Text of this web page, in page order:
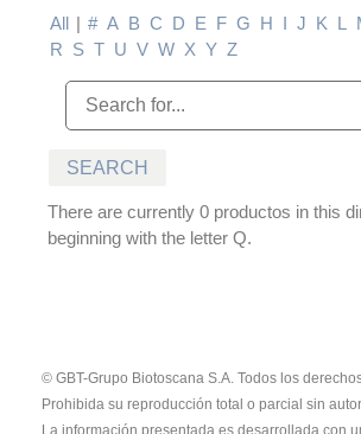
All | # A B C D E F G H I J K L
R S T U V W X Y Z
There are currently 0 productos in this
beginning with the letter Q.
© GBT-Grupo Biotoscana S.A. Todos los
Prohibida su reproducción total o parcial sin
La información presentada es desarrollada con